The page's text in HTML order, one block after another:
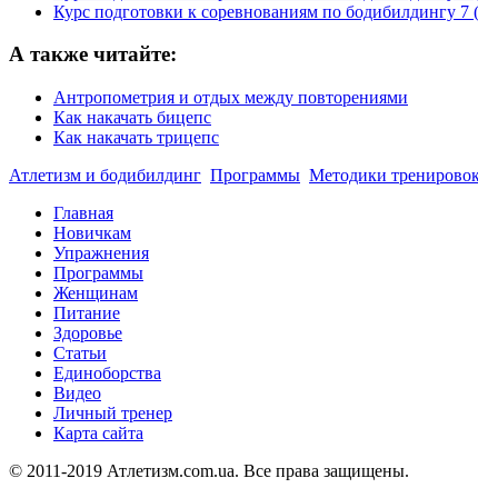
Курс подготовки к соревнованиям по бодибилдингу 7
А также читайте:
Aнтропометрия и отдых между повторениями
Как накачать бицепс
Как накачать трицепс
Атлетизм и бодибилдинг Программы Методики
Главная
Новичкам
Упражнения
Программы
Женщинам
Питание
Здоровье
Статьи
Единоборства
Видео
Личный тренер
Карта сайта
© 2011-2019 Атлетизм.com.ua. Все права защищены.